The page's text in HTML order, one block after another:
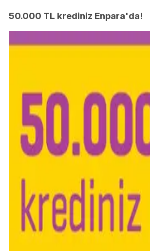
50.000 TL krediniz Enpara'da!